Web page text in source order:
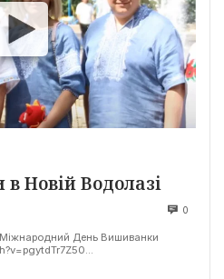
Новій Водолазі
0
День Вишиванки